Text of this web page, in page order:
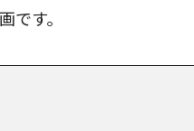
です。